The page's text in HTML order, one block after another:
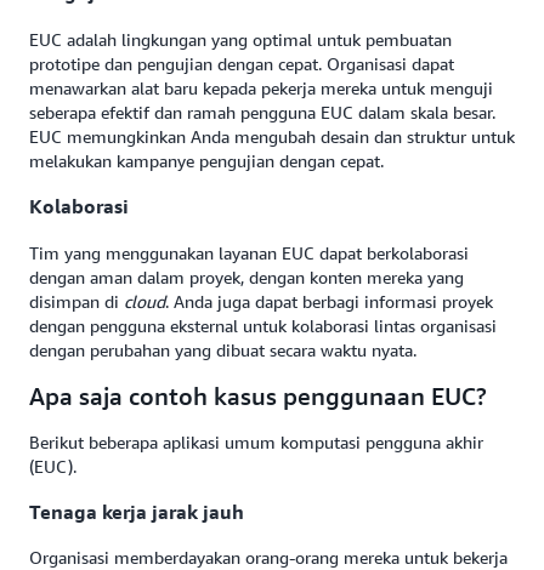
EUC adalah lingkungan yang optimal untuk pembuatan
prototipe dan pengujian dengan cepat. Organisasi dapat
menawarkan alat baru kepada pekerja mereka untuk menguji
seberapa efektif dan ramah pengguna EUC dalam skala besar.
EUC memungkinkan Anda mengubah desain dan struktur untuk
melakukan kampanye pengujian dengan cepat.
Kolaborasi
Tim yang menggunakan layanan EUC dapat berkolaborasi
dengan aman dalam proyek, dengan konten mereka yang
disimpan di cloud. Anda juga dapat berbagi informasi proyek
dengan pengguna eksternal untuk kolaborasi lintas organisasi
dengan perubahan yang dibuat secara waktu nyata.
Apa saja contoh kasus penggunaan EUC?
Berikut beberapa aplikasi umum komputasi pengguna akhir
(EUC).
Tenaga kerja jarak jauh
Organisasi memberdayakan orang-orang mereka untuk bekerja